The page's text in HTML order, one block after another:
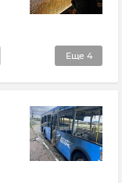
Еще 4